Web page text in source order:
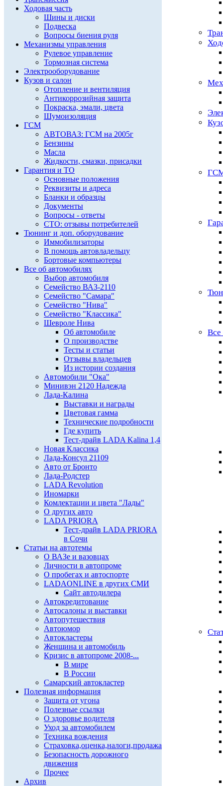
Ходовая часть
Шины и диски
Подвеска
Вопросы биения руля
Механизмы управления
Рулевое управление
Тормозная система
Электрооборудование
Кузов и салон
Отопление и вентиляция
Антикоррозийная защита
Покраска, эмали, цвета
Шумоизоляция
ГСМ
АВТОВАЗ: ГСМ на 2005г
Бензины
Масла
Жидкости, смазки, присадки
Гарантия и ТО
Основные положения
Реквизиты и адреса
Бланки и образцы
Документы
Вопросы - ответы
СТО: отзывы потребителей
Тюнинг и доп. оборудование
Иммобилизаторы
В помощь автовладельцу
Бортовые компьютеры
Все об автомобилях
Выбор автомобиля
Семейство ВАЗ-2110
Семейство "Самара"
Семейство "Нива"
Семейство "Классика"
Шевроле Нива
Об автомобиле
О производстве
Тесты и статьи
Отзывы владельцев
Из истории создания
Автомобили "Ока"
Минивэн 2120 Надежда
Лада-Калина
Выставки и награды
Цветовая гамма
Технические подробности
Где купить
Тест-драйв LADA Kalina 1,4
Новая Классика
Лада-Консул 21109
Авто от Бронто
Лада-Родстер
LADA Revolution
Иномарки
Комлектации и цвета "Лады"
О других авто
LADA PRIORA
Тест-драйв LADA PRIORA
в Сочи
Статьи на автотемы
О ВАЗе и вазовцах
Личности в автопроме
О пробегах и автоспорте
LADAONLINE в других СМИ
Сайт автодилера
Автокредитование
Автосалоны и выставки
Автопутешествия
Автоюмор
Автокластеры
Женщина и автомобиль
Кризис в автопроме 2008-...
В мире
В России
Самарский автокластер
Полезная информация
Защита от угона
Полезные ссылки
О здоровье водителя
Уход за автомобилем
Техника вождения
Страховка,оценка,налоги,продажа
Безопасность дорожного
движения
Прочее
Архив
Все